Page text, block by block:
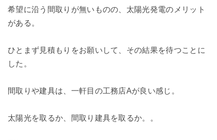
希望に沿う間取りが無いものの、太陽光発電のメリット
がある。
ひとまず見積もりをお願いして、その結果を待つことに
した。
間取りや建具は、一軒目の工務店Aが良い感じ。
太陽光を取るか、間取り建具を取るか。。